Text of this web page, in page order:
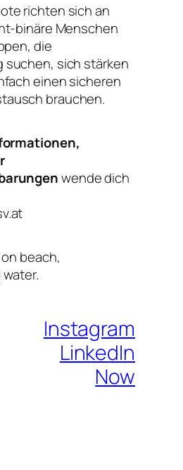
richten sich an
binäre Menschen
die
sich stärken
einen sicheren
brauchen.
wende dich
Instagram
LinkedIn
Now